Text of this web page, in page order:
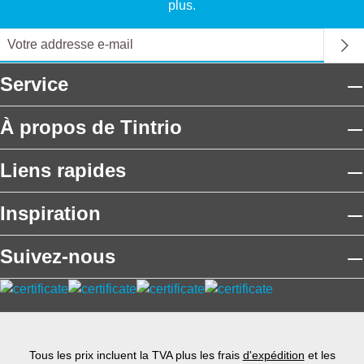
plus.
Service
À propos de Tintrio
Liens rapides
Inspiration
Suivez-nous
Tous les prix incluent la TVA plus les frais d'expédition et les